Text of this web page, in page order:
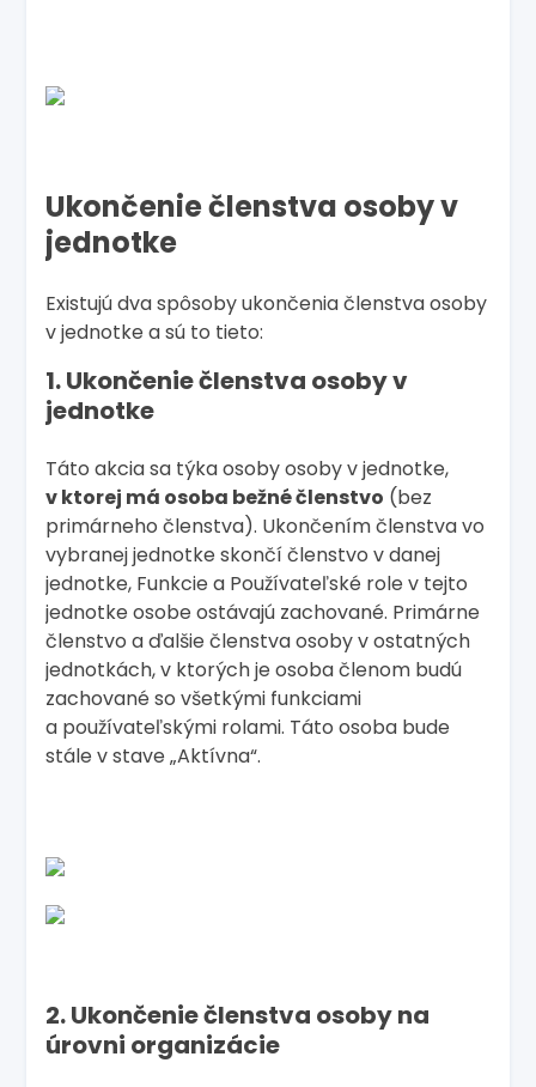
Ukončenie členstva osoby v
jednotke
Existujú dva spôsoby ukončenia členstva osoby
v jednotke a sú to tieto:
1. Ukončenie členstva osoby v
jednotke
Táto akcia sa týka osoby osoby v jednotke,
v ktorej má osoba bežné členstvo (bez
primárneho členstva). Ukončením členstva vo
vybranej jednotke skončí členstvo v danej
jednotke, Funkcie a Používateľské role v tejto
jednotke osobe ostávajú zachované. Primárne
členstvo a ďalšie členstva osoby v ostatných
jednotkách, v ktorých je osoba členom budú
zachované so všetkými funkciami
a používateľskými rolami. Táto osoba bude
stále v stave „Aktívna“.
2. Ukončenie členstva osoby na
úrovni organizácie